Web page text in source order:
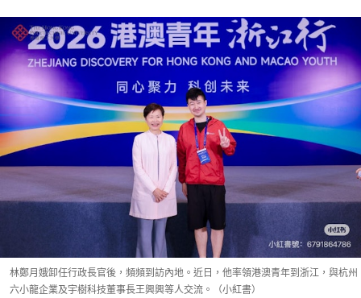
林鄭月娥卸任行政長官後，頻頻到訪內地。近日，他率領港澳青年到浙江，與杭州
六小龍企業及宇樹科技董事長王興興等人交流。（小紅書）